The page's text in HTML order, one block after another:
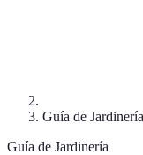
Guía de Jardinería
Guía de Jardinería